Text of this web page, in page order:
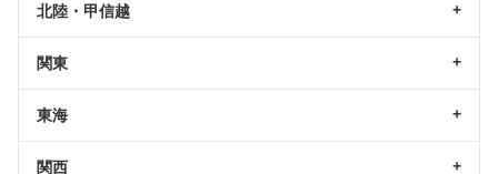
北陸・甲信越
関東
東海
関西